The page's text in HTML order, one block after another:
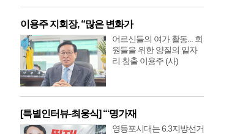
이용주 지회장, “많은 변화가
어르신들의 여가 활동... 회
원들을 위한 양질의 일자
리 창출 이용주 (사)
[특별인터뷰-최웅식] “‘명가재
영등포시대는 6.3지방선거